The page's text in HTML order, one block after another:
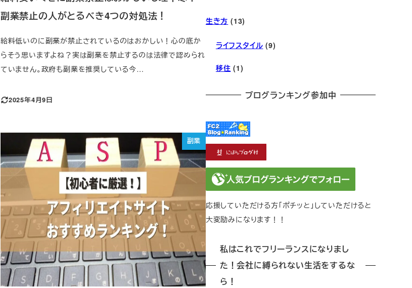
副業禁止の人がとるべき4つの対処法！
給料低いのに副業が禁止されているのはおかしい！心の底か
らそう思いますよね？実は副業を禁止するのは法律で認められ
ていません。政府も副業を推奨している今…
2025年4月9日
副業
生き方 (13)
ライフスタイル (9)
移住 (1)
ブログランキング参加中
応援していただける方「ポチッと」していただけると
大変励みになります！！
私はこれでフリーランスになりまし
た！会社に縛られない生活をするな
ら！